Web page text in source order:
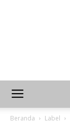
Beranda Label